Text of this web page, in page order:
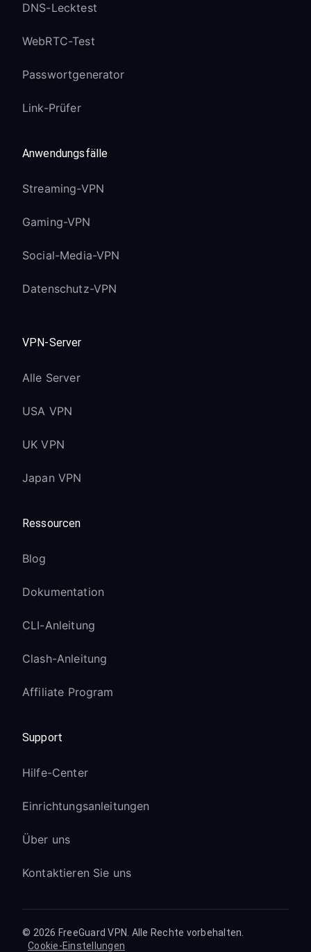
DNS-Lecktest
WebRTC-Test
Passwortgenerator
Link-Prüfer
Anwendungsfälle
Streaming-VPN
Gaming-VPN
Social-Media-VPN
Datenschutz-VPN
VPN-Server
Alle Server
USA VPN
UK VPN
Japan VPN
Ressourcen
Blog
Dokumentation
CLI-Anleitung
Clash-Anleitung
Affiliate Program
Support
Hilfe-Center
Einrichtungsanleitungen
Über uns
Kontaktieren Sie uns
© 2026 FreeGuard VPN. Alle Rechte vorbehalten.
Cookie-Einstellungen